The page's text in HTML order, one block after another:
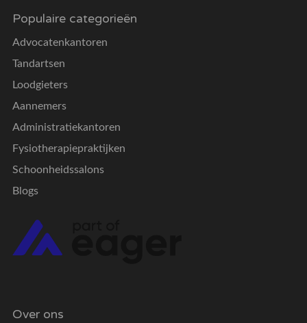
Populaire categorieën
Advocatenkantoren
Tandartsen
Loodgieters
Aannemers
Administratiekantoren
Fysiotherapiepraktijken
Schoonheidssalons
Blogs
Over ons